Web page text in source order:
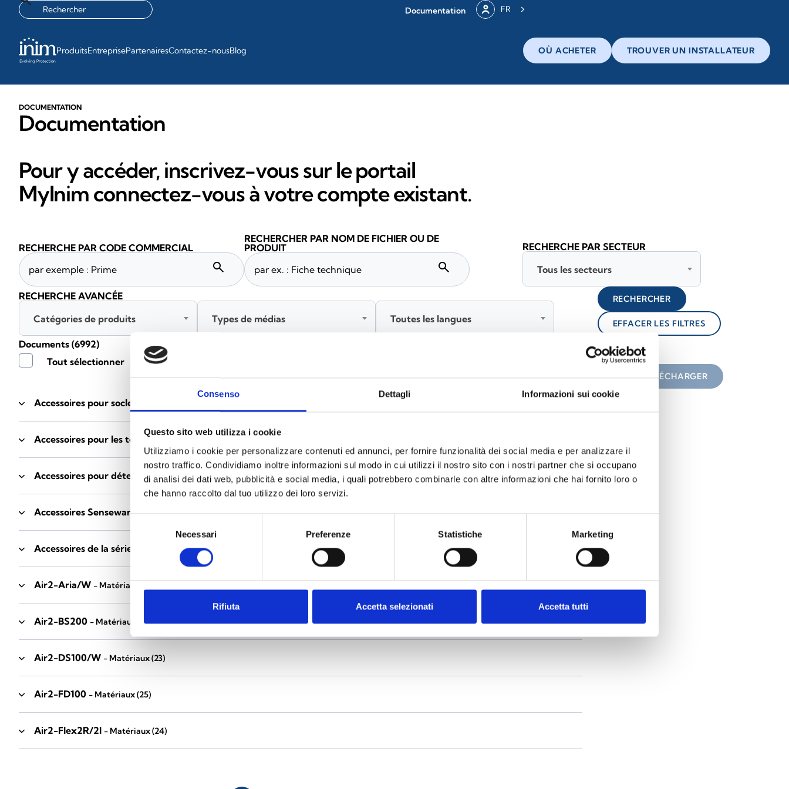
Consenso Dettagli Informazioni sui cookie
Questo sito web utilizza i cookie
Utilizziamo i cookie per personalizzare contenuti ed annunci, per fornire funzionalità dei social media e per analizzare il
nostro traffico. Condividiamo inoltre informazioni sul modo in cui utilizzi il nostro sito con i nostri partner che si occupano
di analisi dei dati web, pubblicità e social media, i quali potrebbero combinarle con altre informazioni che hai fornito loro o
che hanno raccolto dal tuo utilizzo dei loro servizi.
consenso
Necessari Preferenze Statistiche Marketing
Rifiuta Accetta selezionati Accetta tutti
Documentation FR
ProduitsEntreprisePartenairesContactez-nousBlog OÙ ACHETER TROUVER UN INSTALLATEUR
DOCUMENTATION
Documentation
Pour y accéder, inscrivez-vous sur le portail
MyInim connectez-vous à votre compte existant.
Accessoires pour socles EB00
Accessoires pour les tests des détecteurs
Accessoires pour détecteurs Enea - Matériaux (35)
Accessoires Senseware - Matériaux(2)
Accessoires de la série Industrial - Matériaux
Air2-Aria/W - Matériaux
Air2-BS200 - Matériaux (34)
Air2-DS100/W - Matériaux(23)
Air2-FD100 - Matériaux(25)
Air2-Flex2R/2I - Matériaux(24)
Documents (6992)
Tout sélectionner
TÉLÉCHARGER
RECHERCHE PAR CODE COMMERCIAL
search
RECHERCHER PAR NOM DE FICHIER OU DE
PRODUIT
search
RECHERCHE PAR SECTEUR
Tous les secteurs
RECHERCHE AVANCÉE
Catégories de produits
Types de médias Toutes les langues
RECHERCHER
EFFACER LES FILTRES